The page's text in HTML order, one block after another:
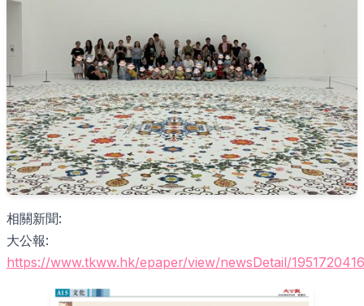
相關新聞:
大公報:
https://www.tkww.hk/epaper/view/newsDetail/